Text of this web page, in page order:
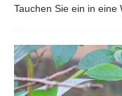
Tauchen Sie ein in eine